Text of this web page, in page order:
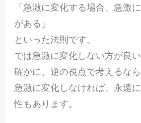
「急激に変化する場合、急激
がある」
といった法則です。
では急激に変化しない方が良
確かに、逆の視点で考えるなら
急激に変化しなければ、永遠
性もあります。